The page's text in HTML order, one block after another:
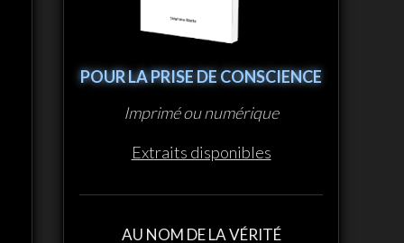
POUR LA PRISE DE CONSCIENCE
Imprimé ou numérique
Extraits disponibles
AU NOM DE LA VÉRITÉ